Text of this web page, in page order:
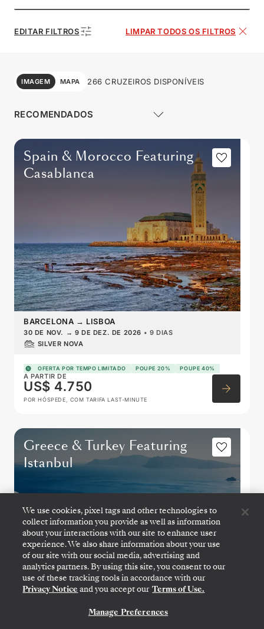
EDITAR FILTROS LIMPAR TODOS OS FILTROS
IMAGEM MAPA 266 CRUZEIROS DISPONÍVEIS
Spain & Morocco Featuring
Casablanca
BARCELONA → LISBOA
30 DE NOV. → 9 DE DEZ. DE 2026 • 9 DIAS
SILVER NOVA
OFERTA POR TEMPO LIMITADO POUPE 20% POUPE 40%
A PARTIR DE
US$ 4.750
POR HÓSPEDE, COM TARIFA LAST-MINUTE
Greece & Turkey Featuring
Istanbul
ATENAS (PIREU) → ATENAS (PIREU)
We use cookies, pixel tags and other technologies to
collect information you provide as well as information
about your interactions with our site to enhance user
experience. We also share information about your use
of our site with our social media, advertising and
analytics partners. By using this site, you consent to our
use of these tracking tools in accordance with our
Privacy Notice and you accept our Terms of Use.
Manage Preferences